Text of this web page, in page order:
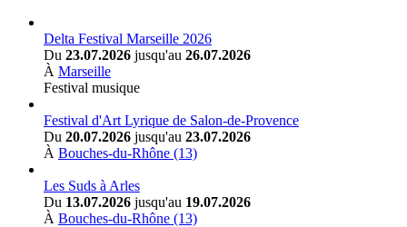
Delta Festival Marseille 2026
Du 23.07.2026 jusqu'au 26.07.2026
À Marseille
Festival musique
Festival d'Art Lyrique de Salon-de-Provence
Du 20.07.2026 jusqu'au 23.07.2026
À Bouches-du-Rhône (13)
Les Suds à Arles
Du 13.07.2026 jusqu'au 19.07.2026
À Bouches-du-Rhône (13)